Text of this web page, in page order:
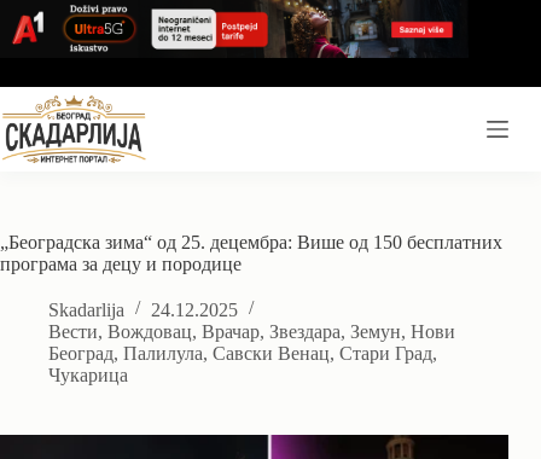
„Београдска зима“ од 25. децембра: Више од 150 бесплатних
програма за децу и породице
Skadarlija
24.12.2025
Вести, Вождовац, Врачар, Звездара, Земун, Нови
Београд, Палилула, Савски Венац, Стари Град,
Чукарица